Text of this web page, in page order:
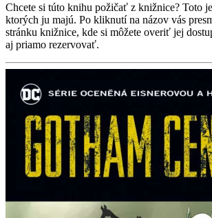
Chcete si túto knihu požičať z knižnice? Toto
ktorých ju majú. Po kliknutí na názov vás
stránku knižnice, kde si môžete overiť jej
aj priamo rezervovať.